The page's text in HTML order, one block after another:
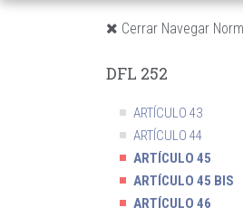
Cerrar Navegar
DFL 252
TITULO V DE LA
EMPRESAS
ARTÍCULO 41
ARTÍCULO 43
ARTÍCULO 44
ARTÍCULO 45
ARTÍCULO 45 BIS
ARTÍCULO 46